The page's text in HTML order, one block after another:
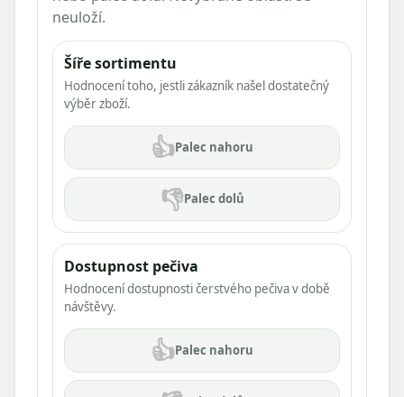
neuloží.
Šíře sortimentu
Hodnocení toho, jestli zákazník našel dostatečný
výběr zboží.
👍Palec nahoru
👎Palec dolů
Dostupnost pečiva
Hodnocení dostupnosti čerstvého pečiva v době
návštěvy.
👍Palec nahoru